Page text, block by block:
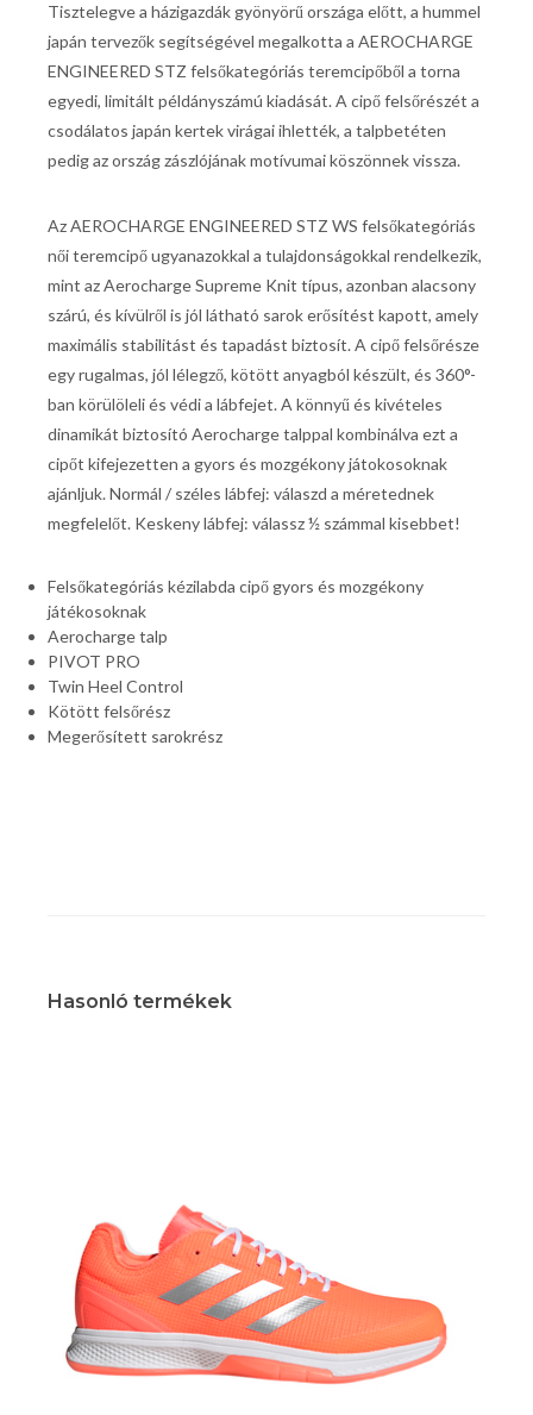
Tisztelegve a házigazdák gyönyörű országa előtt, a hummel
japán tervezők segítségével megalkotta a AEROCHARGE
ENGINEERED STZ felsőkategóriás teremcipőből a torna
egyedi, limitált példányszámú kiadását. A cipő felsőrészét a
csodálatos japán kertek virágai ihlették, a talpbetéten
pedig az ország zászlójának motívumai köszönnek vissza.
Az AEROCHARGE ENGINEERED STZ WS felsőkategóriás
női teremcipő ugyanazokkal a tulajdonságokkal rendelkezik,
mint az Aerocharge Supreme Knit típus, azonban alacsony
szárú, és kívülről is jól látható sarok erősítést kapott, amely
maximális stabilitást és tapadást biztosít. A cipő felsőrésze
egy rugalmas, jól lélegző, kötött anyagból készült, és 360°-
ban körülöleli és védi a lábfejet. A könnyű és kivételes
dinamikát biztosító Aerocharge talppal kombinálva ezt a
cipőt kifejezetten a gyors és mozgékony játokosoknak
ajánljuk. Normál / széles lábfej: válaszd a méretednek
megfelelőt. Keskeny lábfej: válassz ½ számmal kisebbet!
Felsőkategóriás kézilabda cipő gyors és mozgékony
játékosoknak
Aerocharge talp
PIVOT PRO
Twin Heel Control
Kötött felsőrész
Megerősített sarokrész
Hasonló termékek